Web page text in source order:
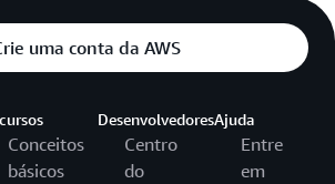
uma conta da AWS
Conceitos
básicos
Desenvolvedores
Centro
do
Ajuda
Entre
em